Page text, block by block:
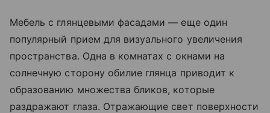
Мебель с глянцевыми фасадами — еще один
популярный прием для визуального увеличения
пространства. Одна в комнатах с окнами на
солнечную сторону обилие глянца приводит к
образованию множества бликов, которые
раздражают глаза. Отражающие свет поверхности